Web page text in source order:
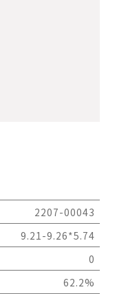
2207-00043
9.21-9.26*5.74
0
62.2%